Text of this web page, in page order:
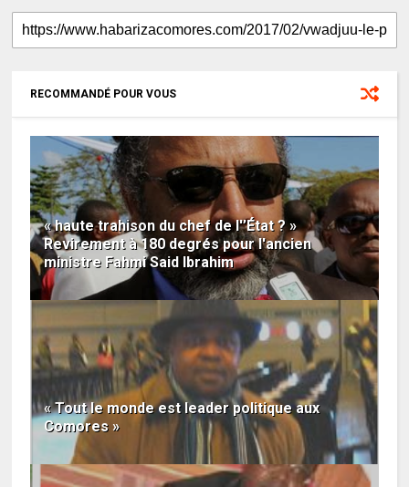
RECOMMANDÉ POUR VOUS
« haute trahison du chef de l'’État ? »
Revirement à 180 degrés pour l'ancien
ministre Fahmi Said Ibrahim
« Tout le monde est leader politique aux
Comores »